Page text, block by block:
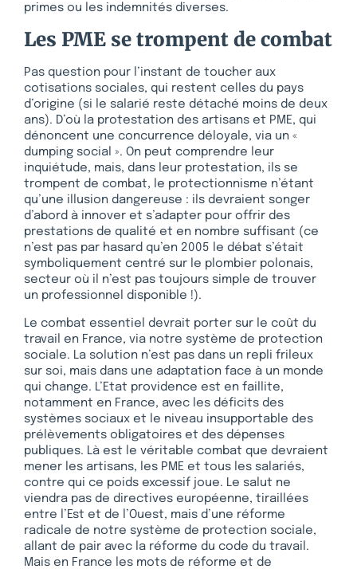
primes ou les indemnités diverses.
Les PME se trompent de combat
Pas question pour l’instant de toucher aux
cotisations sociales, qui restent celles du pays
d’origine (si le salarié reste détaché moins de deux
ans). D’où la protestation des artisans et PME, qui
dénoncent une concurrence déloyale, via un «
dumping social ». On peut comprendre leur
inquiétude, mais, dans leur protestation, ils se
trompent de combat, le protectionnisme n’étant
qu’une illusion dangereuse : ils devraient songer
d’abord à innover et s’adapter pour offrir des
prestations de qualité et en nombre suffisant (ce
n’est pas par hasard qu’en 2005 le débat s’était
symboliquement centré sur le plombier polonais,
secteur où il n’est pas toujours simple de trouver
un professionnel disponible !).
Le combat essentiel devrait porter sur le coût du
travail en France, via notre système de protection
sociale. La solution n’est pas dans un repli frileux
sur soi, mais dans une adaptation face à un monde
qui change. L’Etat providence est en faillite,
notamment en France, avec les déficits des
systèmes sociaux et le niveau insupportable des
prélèvements obligatoires et des dépenses
publiques. Là est le véritable combat que devraient
mener les artisans, les PME et tous les salariés,
contre qui ce poids excessif joue. Le salut ne
viendra pas de directives européenne, tiraillées
entre l’Est et de l’Ouest, mais d’une réforme
radicale de notre système de protection sociale,
allant de pair avec la réforme du code du travail.
Mais en France les mots de réforme et de